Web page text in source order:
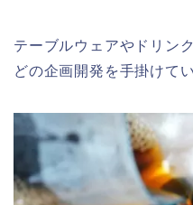
テーブルウェアやドリン
どの企画開発を手掛けてい